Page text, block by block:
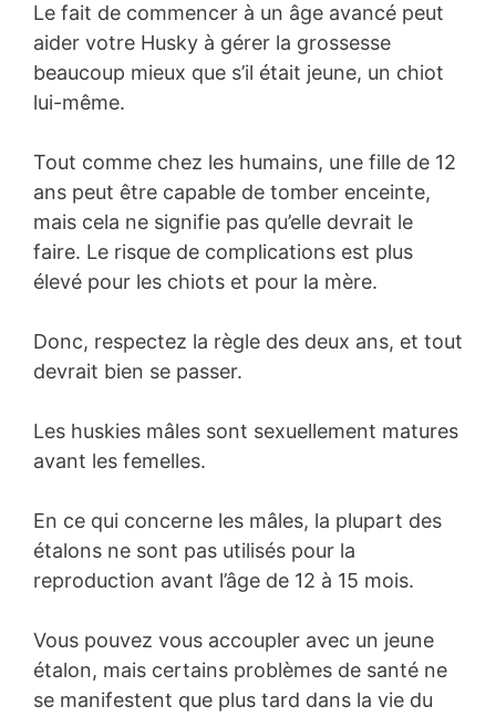
Le fait de commencer à un âge avancé peut
aider votre Husky à gérer la grossesse
beaucoup mieux que s’il était jeune, un chiot
lui-même.
Tout comme chez les humains, une fille de 12
ans peut être capable de tomber enceinte,
mais cela ne signifie pas qu’elle devrait le
faire. Le risque de complications est plus
élevé pour les chiots et pour la mère.
Donc, respectez la règle des deux ans, et tout
devrait bien se passer.
Les huskies mâles sont sexuellement matures
avant les femelles.
En ce qui concerne les mâles, la plupart des
étalons ne sont pas utilisés pour la
reproduction avant l’âge de 12 à 15 mois.
Vous pouvez vous accoupler avec un jeune
étalon, mais certains problèmes de santé ne
se manifestent que plus tard dans la vie du